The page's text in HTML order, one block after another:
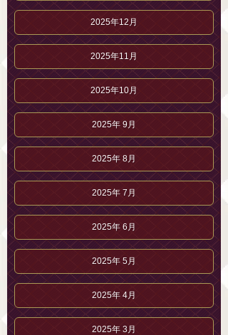
2025年12月
2025年11月
2025年10月
2025年 9月
2025年 8月
2025年 7月
2025年 6月
2025年 5月
2025年 4月
2025年 3月